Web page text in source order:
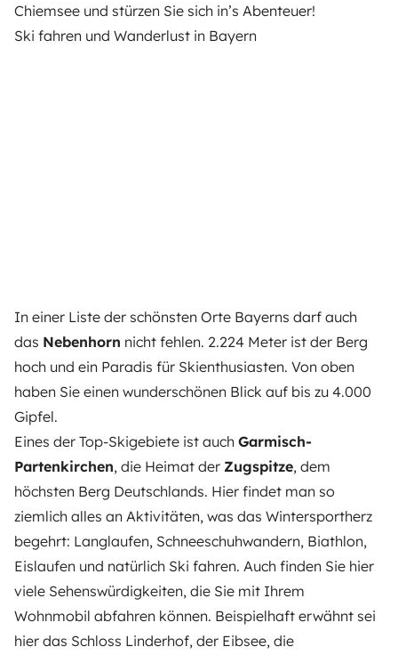
Chiemsee und stürzen Sie sich in’s Abenteuer!
Ski fahren und Wanderlust in Bayern
In einer Liste der schönsten Orte Bayerns darf auch
das Nebenhorn nicht fehlen. 2.224 Meter ist der Berg
hoch und ein Paradis für Skienthusiasten. Von oben
haben Sie einen wunderschönen Blick auf bis zu 4.000
Gipfel.
Eines der Top-Skigebiete ist auch Garmisch-
Partenkirchen, die Heimat der Zugspitze, dem
höchsten Berg Deutschlands. Hier findet man so
ziemlich alles an Aktivitäten, was das Wintersportherz
begehrt: Langlaufen, Schneeschuhwandern, Biathlon,
Eislaufen und natürlich Ski fahren. Auch finden Sie hier
viele Sehenswürdigkeiten, die Sie mit Ihrem
Wohnmobil abfahren können. Beispielhaft erwähnt sei
hier das Schloss Linderhof, der Eibsee, die